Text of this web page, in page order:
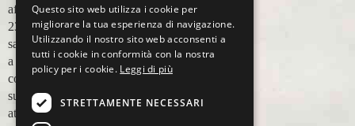
affidati a loro per Chicago
23 (ottobre) perché
sappiamo di essere in mano
a persone non solo
competenti sul running, e
sulle città, ma anche molto
attente alle necessità
Questo sito web utilizza i cookie per
migliorare la tua esperienza di navigazione.
Utilizzando il nostro sito web acconsenti a
tutti i cookie in conformità con la nostra
policy per i cookie. Leggi di più
STRETTAMENTE NECESSARI